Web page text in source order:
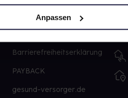
Anpassen
Karriere
Barrierefreiheitserklärung
PAYBACK
gesund-versorger.de